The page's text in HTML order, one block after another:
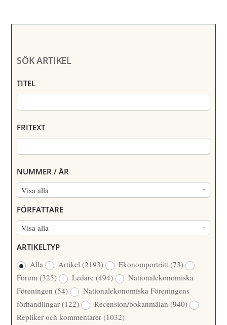
SÖK ARTIKEL
TITEL
FRITEXT
NUMMER / ÅR
Visa alla
N
M
M
/
Å
R
FÖRFATTARE
Visa alla
R
F
A
T
T
A
ARTIKELTYP
Alla
Artikel(2193) Ekonomporträtt(73)
Forum(325) Ledare(494)
Nationalekonomiska
Föreningen(54)
Nationalekonomiska Föreningens
förhandlingar(122) Recension/bokanmälan(940)
Repliker och kommentarer(1032)